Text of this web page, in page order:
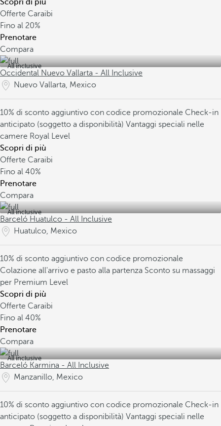
Scopri di più
Offerte Caraibi
Fino al 20%
Prenotare
Compara
All inclusive
Occidental Nuevo Vallarta - All Inclusive
Nuevo Vallarta, Mexico
10% di sconto aggiuntivo con codice promozionale Check-in
anticipato (soggetto a disponibilità) Vantaggi speciali nelle
camere Royal Level
Scopri di più
Offerte Caraibi
Fino al 40%
Prenotare
Compara
All inclusive
Barceló Huatulco - All Inclusive
Huatulco, Mexico
10% di sconto aggiuntivo con codice promozionale
Colazione all'arrivo e pasto alla partenza Sconto su massaggi
per Premium Level
Scopri di più
Offerte Caraibi
Fino al 40%
Prenotare
Compara
All inclusive
Barceló Karmina - All Inclusive
Manzanillo, Mexico
10% di sconto aggiuntivo con codice promozionale Check-in
anticipato (soggetto a disponibilità) Vantaggi speciali nelle